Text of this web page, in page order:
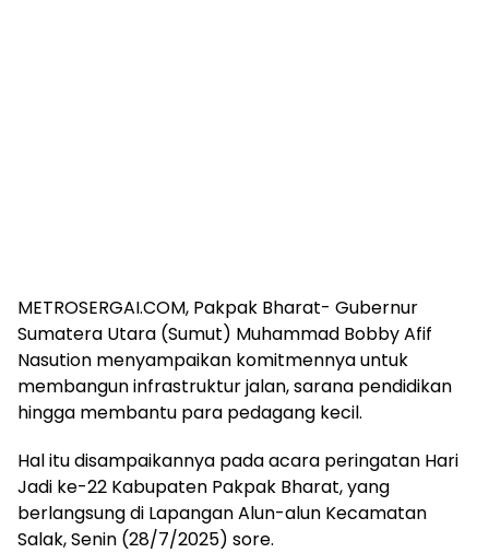
METROSERGAI.COM, Pakpak Bharat- Gubernur
Sumatera Utara (Sumut) Muhammad Bobby Afif
Nasution menyampaikan komitmennya untuk
membangun infrastruktur jalan, sarana pendidikan
hingga membantu para pedagang kecil.
Hal itu disampaikannya pada acara peringatan Hari
Jadi ke-22 Kabupaten Pakpak Bharat, yang
berlangsung di Lapangan Alun-alun Kecamatan
Salak, Senin (28/7/2025) sore.